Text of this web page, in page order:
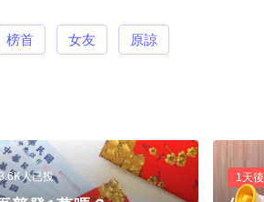
榜首 女友 原諒
人已投 1天